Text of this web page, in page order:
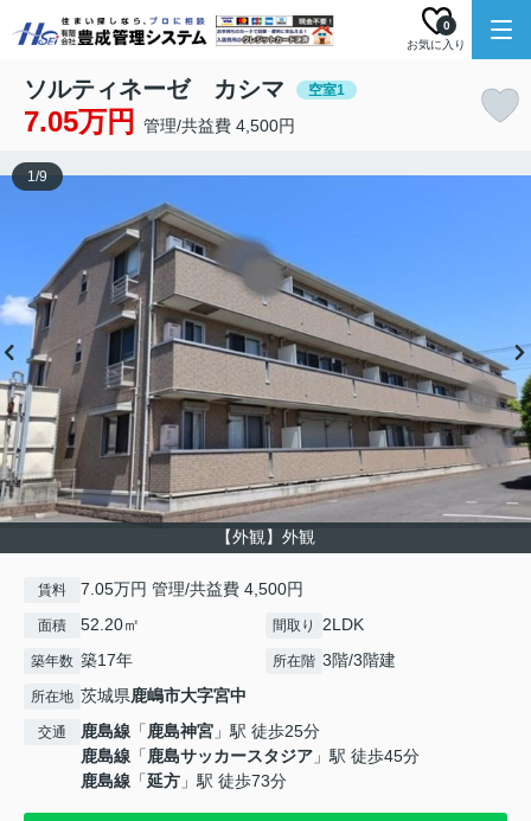
お気に入り
0
ソルティネーゼ カシマ 空室1
7.05万円 管理/共益費 4,500円
【外観】外観
1/9
賃料 7.05万円 管理/共益費 4,500円
面積 52.20㎡ 間取り 2LDK
築年数 築17年 所在階 3階/3階建
所在地 茨城県鹿嶋市大字宮中
交通 鹿島線 「鹿島神宮 」駅 徒歩25分
鹿島線 「鹿島サッカースタジア 」駅 徒歩45分
鹿島線 「延方 」駅 徒歩73分